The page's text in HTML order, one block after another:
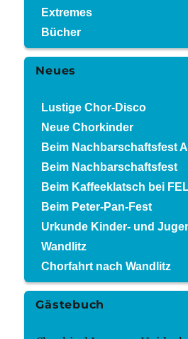
Extremes
Bücher
Neues
Lustige Chor-Disco
Neue Chorkinder
Beim Nachbarschaftsfest
Beim Nachbarschaftsfest
Beim Kaffeeklatsch bei
Beim Peter-Pan-Fest
Urkunde Kinder- und
Wandlitz
Chorfahrt nach Wandlitz
Gästebuch